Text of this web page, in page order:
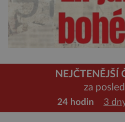
NEJČTENĚJŠÍ
za
24 hodin 3